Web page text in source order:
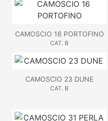
CAMOSCIO 16 PORTOFINO
CAT. B
CAMOSCIO 23 DUNE
CAT. B